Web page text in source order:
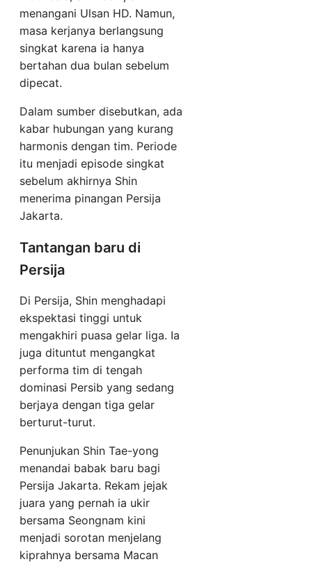
menangani Ulsan HD. Namun,
masa kerjanya berlangsung
singkat karena ia hanya
bertahan dua bulan sebelum
dipecat.
Dalam sumber disebutkan, ada
kabar hubungan yang kurang
harmonis dengan tim. Periode
itu menjadi episode singkat
sebelum akhirnya Shin
menerima pinangan Persija
Jakarta.
Tantangan baru di
Persija
Di Persija, Shin menghadapi
ekspektasi tinggi untuk
mengakhiri puasa gelar liga. Ia
juga dituntut mengangkat
performa tim di tengah
dominasi Persib yang sedang
berjaya dengan tiga gelar
berturut-turut.
Penunjukan Shin Tae-yong
menandai babak baru bagi
Persija Jakarta. Rekam jejak
juara yang pernah ia ukir
bersama Seongnam kini
menjadi sorotan menjelang
kiprahnya bersama Macan